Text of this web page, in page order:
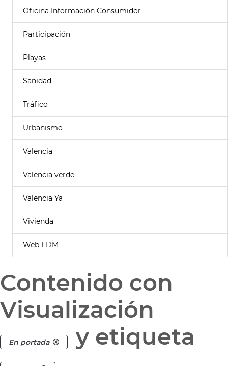
Oficina Información Consumidor
Participación
Playas
Sanidad
Tráfico
Urbanismo
Valencia
Valencia verde
Valencia Ya
Vivienda
Web FDM
Contenido con
Visualización
En portada y etiqueta